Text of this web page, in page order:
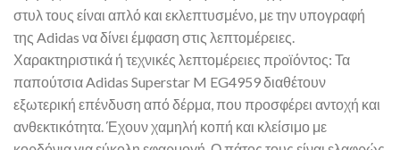
στυλ τους είναι απλό και εκλεπτυσμένο, με την υπογραφή
της Adidas να δίνει έμφαση στις λεπτομέρειες.
Χαρακτηριστικά ή τεχνικές λεπτομέρειες προϊόντος: Τα
παπούτσια Adidas Superstar M EG4959 διαθέτουν
εξωτερική επένδυση από δέρμα, που προσφέρει αντοχή και
ανθεκτικότητα. Έχουν χαμηλή κοπή και κλείσιμο με